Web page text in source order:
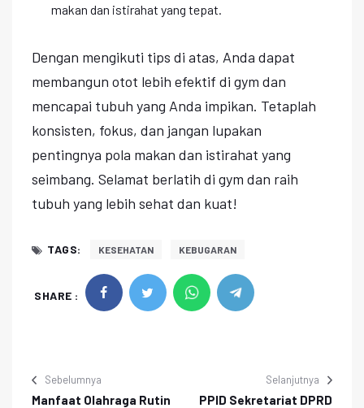
makan dan istirahat yang tepat.
Dengan mengikuti tips di atas, Anda dapat
membangun otot lebih efektif di gym dan
mencapai tubuh yang Anda impikan. Tetaplah
konsisten, fokus, dan jangan lupakan
pentingnya pola makan dan istirahat yang
seimbang. Selamat berlatih di gym dan raih
tubuh yang lebih sehat dan kuat!
TAGS: KESEHATAN KEBUGARAN
SHARE :
Sebelumnya
Manfaat Olahraga Rutin
Selanjutnya
PPID Sekretariat DPRD